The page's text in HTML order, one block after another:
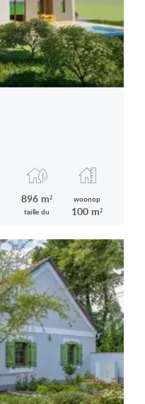
896 m²
taille du
woonop
100 m²